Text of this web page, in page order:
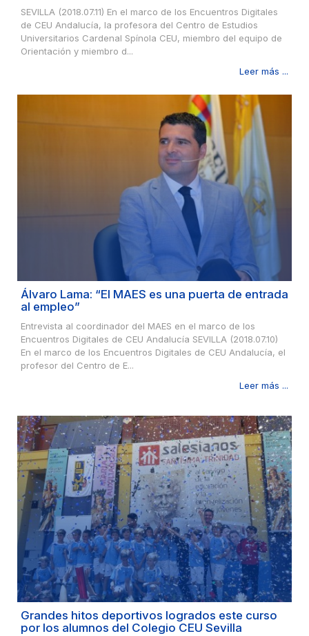
SEVILLA (2018.07.11) En el marco de los Encuentros Digitales
de CEU Andalucía, la profesora del Centro de Estudios
Universitarios Cardenal Spínola CEU, miembro del equipo de
Orientación y miembro d...
Leer más ...
Álvaro Lama: “El MAES es una puerta de entrada
al empleo”
Entrevista al coordinador del MAES en el marco de los
Encuentros Digitales de CEU Andalucía SEVILLA (2018.07.10)
En el marco de los Encuentros Digitales de CEU Andalucía, el
profesor del Centro de E...
Leer más ...
Grandes hitos deportivos logrados este curso
por los alumnos del Colegio CEU Sevilla